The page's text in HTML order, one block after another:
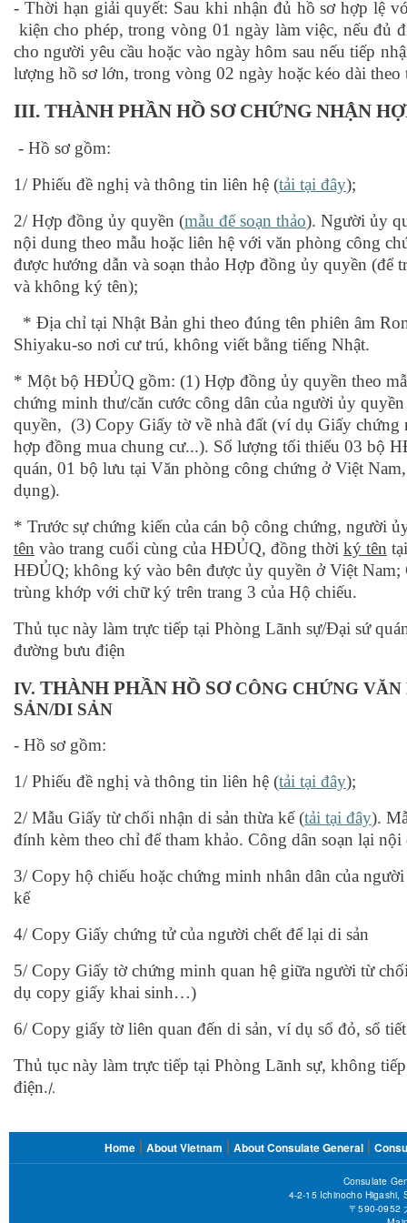
- Thời hạn giải quyết: Sau khi nhận đủ hồ sơ hợp lệ
kiện cho phép, trong vòng 01 ngày làm việc, nếu đủ
cho người yêu cầu hoặc vào ngày hôm sau nếu tiếp
lượng hồ sơ lớn, trong vòng 02 ngày hoặc kéo dài theo
III. THÀNH PHẦN HỒ SƠCHỨNG NHẬN
- Hồ sơ gồm:
1/ Phiếu đề nghị và thông tin liên hệ (tải tại đây);
2/ Hợp đồng ủy quyền (mẫu để soạn thảo). Người ủy
nội dung theo mẫu hoặc liên hệ với văn phòng công
được hướng dẫn và soạn thảo Hợp đồng ủy quyền (để
và không ký tên);
* Địa chỉ tại Nhật Bản ghi theo đúng tên phiên âm
Shiyaku-so nơi cư trú, không viết bằng tiếng Nhật.
* Một bộ HĐỦQ gồm: (1) Hợp đồng ủy quyền theo
chứng minh thư/căn cước công dân của người ủy
quyền, (3) Copy Giấy tờ về nhà đất (ví dụ Giấy chứng
hợp đồng mua chung cư...). Số lượng tối thiểu 03 bộ
quán, 01 bộ lưu tại Văn phòng công chứng ở Việt
dụng).
* Trước sự chứng kiến của cán bộ công chứng, người
tên vào trang cuối cùng của HĐỦQ, đồng thời ký tên
HĐỦQ; không ký vào bên được ủy quyền ở Việt
trùng khớp với chữ ký trên trang 3 của Hộ chiếu.
Thủ tục này làm trực tiếp tại Phòng Lãnh sự/Đại sứ
đường bưu điện
IV. THÀNH PHẦN HỒ SƠCÔNG CHỨNG
SẢN/DI SẢN
- Hồ sơ gồm:
1/ Phiếu đề nghị và thông tin liên hệ (tải tại đây);
2/ Mẫu Giấy từ chối nhận di sản thừa kế (tải tại đây).
đính kèm theo chỉ để tham khảo. Công dân soạn lại
3/ Copy hộ chiếu hoặc chứng minh nhân dân của
kế
4/ Copy Giấy chứng tử của người chết để lại di sản
5/ Copy Giấy tờ chứng minh quan hệ giữa người từ
dụ copy giấy khai sinh…)
6/ Copy giấy tờ liên quan đến di sản, ví dụ sổ đỏ, sổ
Thủ tục này làm trực tiếp tại Phòng Lãnh sự, không
điện./.
FOOTER
MENU
Home About Vietnam About Consulate General
Consulate
4-2-15 Ichinocho Higashi,
〒590-0952